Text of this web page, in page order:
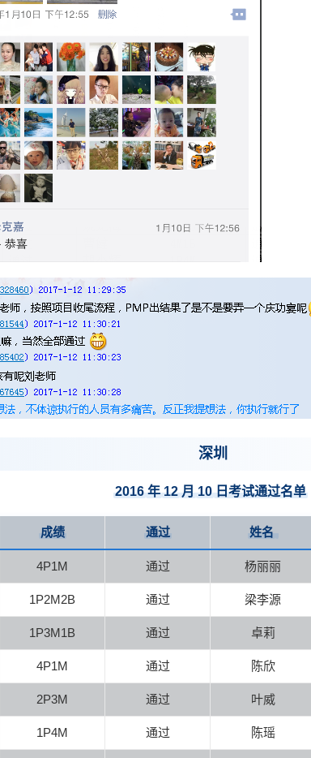
深圳
2016 年 12 月 10 日考试通过名单
成绩 通过 姓名
4P1M 通过 杨丽丽
1P2M2B 通过 梁李源
1P3M1B 通过 卓莉
4P1M 通过 陈欣
2P3M 通过 叶威
1P4M 通过 陈瑶